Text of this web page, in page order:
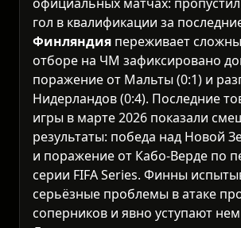
гол в квалификации за
Финляндия переживает
отборе на ЧМ зафиксировано
поражение от Мальты (0:1) и
Нидерландов (0:4). Последние
игры в марте 2026 показали
результаты: победа над Новой
и поражение от Кабо-Верде по
серии FIFA Series. Финны
серьёзные проблемы в атаке
соперников и явно уступают